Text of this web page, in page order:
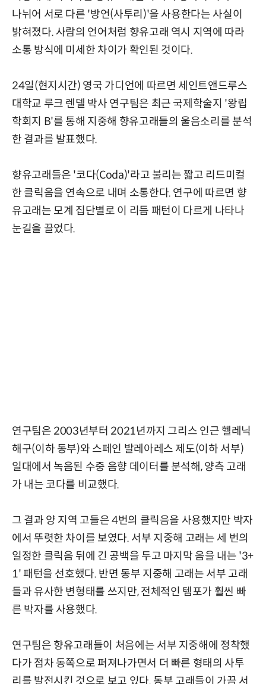
나뉘어 서로 다른 '방언(사투리)'을 사용한다는 사실이
밝혀졌다. 사람의 언어처럼 향유고래 역시 지역에 따라
소통 방식에 미세한 차이가 확인된 것이다.
24일(현지시간) 영국 가디언에 따르면 세인트앤드루스
대학교 루크 렌델 박사 연구팀은 최근 국제학술지 '왕립
학회지 B'를 통해 지중해 향유고래들의 울음소리를 분석
한 결과를 발표했다.
향유고래들은 '코다(Coda)'라고 불리는 짧고 리드미컬
한 클릭음을 연속으로 내며 소통한다. 연구에 따르면 향
유고래는 모계 집단별로 이 리듬 패턴이 다르게 나타나
눈길을 끌었다.
연구팀은 2003년부터 2021년까지 그리스 인근 헬레닉
해구(이하 동부)와 스페인 발레아레스 제도(이하 서부)
일대에서 녹음된 수중 음향 데이터를 분석해, 양측 고래
가 내는 코다를 비교했다.
그 결과 양 지역 고들은 4번의 클릭음을 사용했지만 박자
에서 뚜렷한 차이를 보였다. 서부 지중해 고래는 세 번의
일정한 클릭음 뒤에 긴 공백을 두고 마지막 음을 내는 '3+
1' 패턴을 선호했다. 반면 동부 지중해 고래는 서부 고래
들과 유사한 변형태를 쓰지만, 전체적인 템포가 훨씬 빠
른 박자를 사용했다.
연구팀은 향유고래들이 처음에는 서부 지중해에 정착했
다가 점차 동쪽으로 퍼져나가면서 더 빠른 형태의 사투
리를 발전시킨 것으로 보고 있다. 동부 고래들이 가끔 서